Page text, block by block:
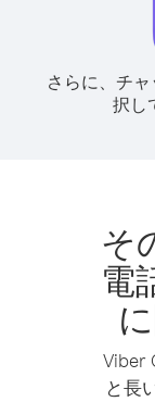
さらに、チ
択し
そ
電
Viber
と長